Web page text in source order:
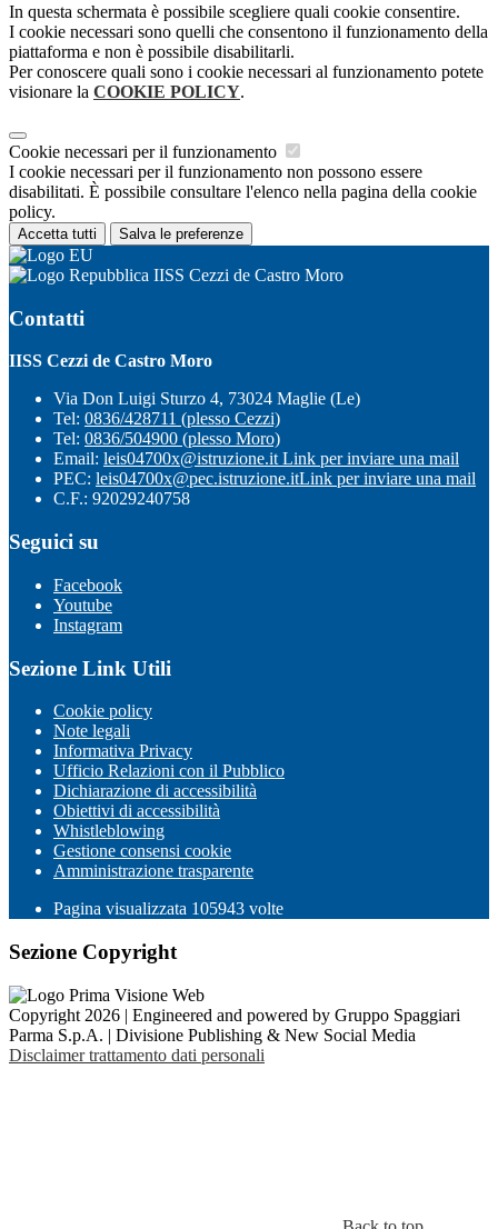
In questa schermata è possibile scegliere quali cookie consentire.
I cookie necessari sono quelli che consentono il funzionamento della
piattaforma e non è possibile disabilitarli.
Per conoscere quali sono i cookie necessari al funzionamento potete
visionare la COOKIE POLICY.
Cookie necessari per il funzionamento
I cookie necessari per il funzionamento non possono essere
disabilitati. È possibile consultare l'elenco nella pagina della cookie
policy.
Accetta tutti Salva le preferenze
IISS Cezzi de Castro Moro
Contatti
IISS Cezzi de Castro Moro
Via Don Luigi Sturzo 4, 73024 Maglie (Le)
Tel: 0836/428711 (plesso Cezzi)
Tel: 0836/504900 (plesso Moro)
Email: leis04700x@istruzione.it Link per inviare una mail
PEC: leis04700x@pec.istruzione.itLink per inviare una mail
C.F.: 92029240758
Seguici su
Facebook
Youtube
Instagram
Sezione Link Utili
Cookie policy
Note legali
Informativa Privacy
Ufficio Relazioni con il Pubblico
Dichiarazione di accessibilità
Obiettivi di accessibilità
Whistleblowing
Gestione consensi cookie
Amministrazione trasparente
Pagina visualizzata 105943 volte
Sezione Copyright
Copyright 2026 | Engineered and powered by Gruppo Spaggiari
Parma S.p.A. | Divisione Publishing & New Social Media
Disclaimer trattamento dati personali